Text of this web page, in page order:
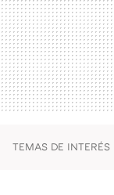
TEMAS DE INTERÉS